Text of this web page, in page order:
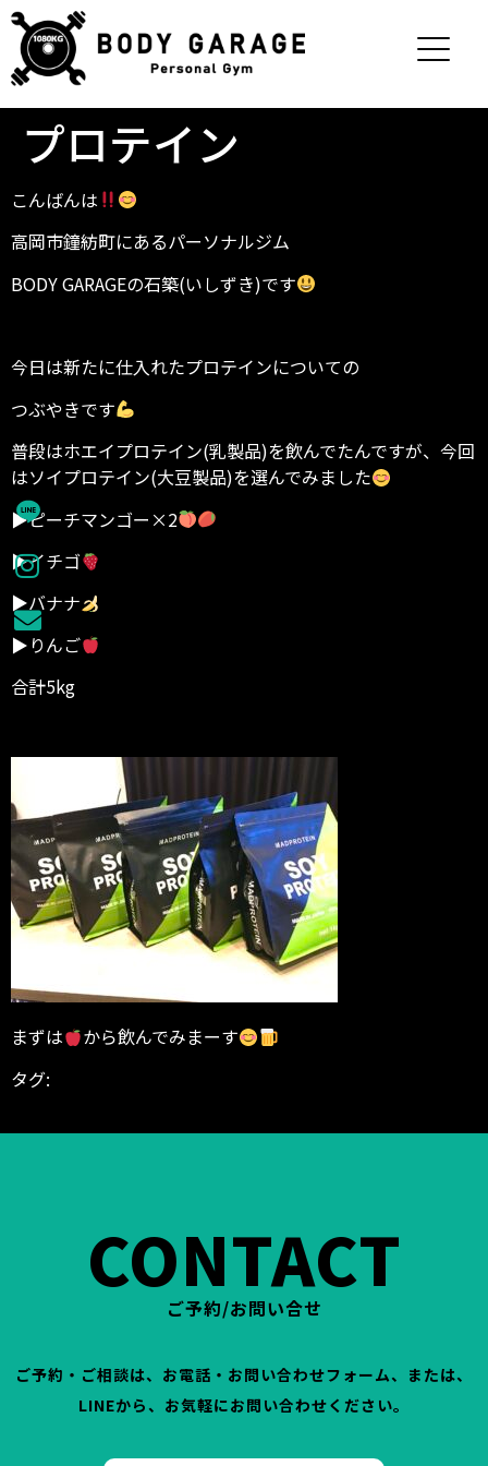
プロテイン
こんばんは
高岡市鐘紡町にあるパーソナルジム
BODY GARAGEの石築(いしずき)です
今日は新たに仕入れたプロテインについての
つぶやきです
普段はホエイプロテイン(乳製品)を飲んでたんですが、今回
はソイプロテイン(大豆製品)を選んでみました
▶︎ピーチマンゴー×2
▶︎イチゴ
▶︎バナナ
▶︎りんご
合計5kg
まずは
から飲んでみまーす
タグ:
ーナーパーソナルトレーニング減量筋肉鐘紡町高岡市
CONTACT
ご予約/お問い合せ
ご予約・ご相談は、お電話・お問い合わせフォーム、または、
LINEから、お気軽にお問い合わせください。